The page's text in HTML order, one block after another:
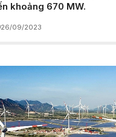
khoảng 670 MW.
26/09/2023